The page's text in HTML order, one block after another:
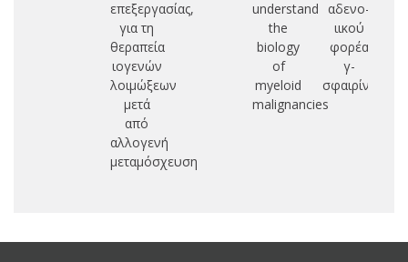
επεξεργασίας,
για τη
θεραπεία
ιογενών
λοιμώξεων
μετά
από
αλλογενή
μεταμόσχευση
understand
the
biology
of
myeloid
malignancies
αδενο-
ιικού
φορέα
γ-
σφαιρίνης